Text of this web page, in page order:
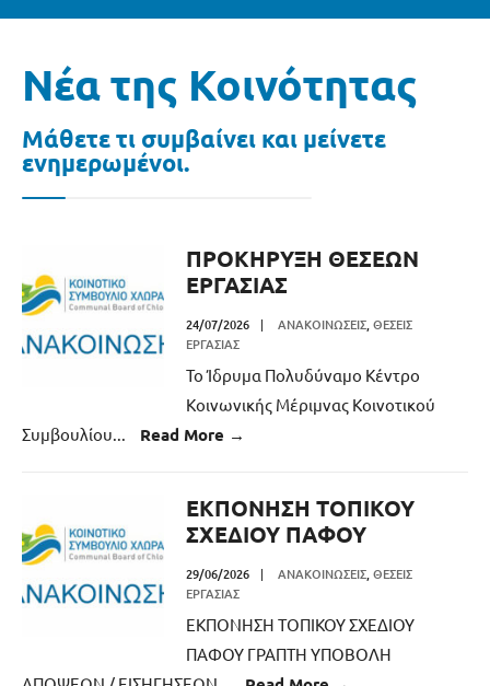
Νέα της Κοινότητας
Μάθετε τι συμβαίνει και μείνετε
ενημερωμένοι.
ΠΡΟΚΗΡΥΞΗ ΘΕΣΕΩΝ
ΕΡΓΑΣΙΑΣ
24/07/2026 | ΑΝΑΚΟΙΝΏΣΕΙΣ,ΘΈΣΕΙΣ
ΕΡΓΑΣΊΑΣ
Το Ίδρυμα Πολυδύναμο Κέντρο
Κοινωνικής Μέριμνας Κοινοτικού
Συμβουλίου... Read More →
ΕΚΠΟΝΗΣΗ ΤΟΠΙΚΟΥ
ΣΧΕΔΙΟΥ ΠΑΦΟΥ
29/06/2026 | ΑΝΑΚΟΙΝΏΣΕΙΣ,ΘΈΣΕΙΣ
ΕΡΓΑΣΊΑΣ
ΕΚΠΟΝΗΣΗ ΤΟΠΙΚΟΥ ΣΧΕΔΙΟΥ
ΠΑΦΟΥ ΓΡΑΠΤΗ ΥΠΟΒΟΛΗ